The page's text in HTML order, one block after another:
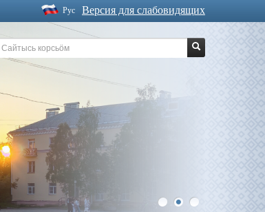
Версия для слабовидящих
Рус
1 2 3